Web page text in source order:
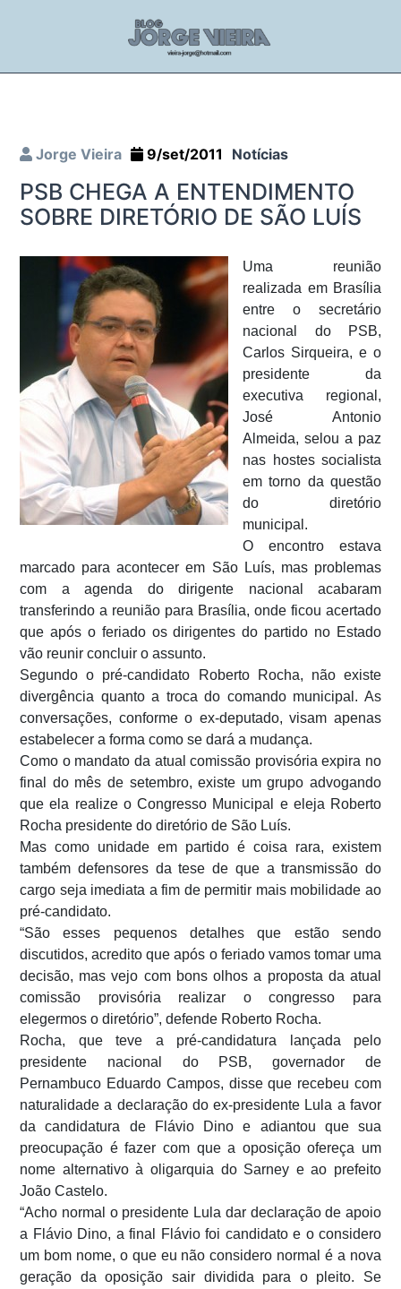
Jorge Vieira 9/set/2011 Notícias
PSB CHEGA A ENTENDIMENTO
SOBRE DIRETÓRIO DE SÃO LUÍS
Uma reunião
realizada em Brasília
entre o secretário
nacional do PSB,
Carlos Sirqueira, e o
presidente da
executiva regional,
José Antonio
Almeida, selou a paz
nas hostes socialista
em torno da questão
do diretório
municipal.
O encontro estava
marcado para acontecer em São Luís, mas problemas
com a agenda do dirigente nacional acabaram
transferindo a reunião para Brasília, onde ficou acertado
que após o feriado os dirigentes do partido no Estado
vão reunir concluir o assunto.
Segundo o pré-candidato Roberto Rocha, não existe
divergência quanto a troca do comando municipal. As
conversações, conforme o ex-deputado, visam apenas
estabelecer a forma como se dará a mudança.
Como o mandato da atual comissão provisória expira no
final do mês de setembro, existe um grupo advogando
que ela realize o Congresso Municipal e eleja Roberto
Rocha presidente do diretório de São Luís.
Mas como unidade em partido é coisa rara, existem
também defensores da tese de que a transmissão do
cargo seja imediata a fim de permitir mais mobilidade ao
pré-candidato.
“São esses pequenos detalhes que estão sendo
discutidos, acredito que após o feriado vamos tomar uma
decisão, mas vejo com bons olhos a proposta da atual
comissão provisória realizar o congresso para
elegermos o diretório”, defende Roberto Rocha.
Rocha, que teve a pré-candidatura lançada pelo
presidente nacional do PSB, governador de
Pernambuco Eduardo Campos, disse que recebeu com
naturalidade a declaração do ex-presidente Lula a favor
da candidatura de Flávio Dino e adiantou que sua
preocupação é fazer com que a oposição ofereça um
nome alternativo à oligarquia do Sarney e ao prefeito
João Castelo.
“Acho normal o presidente Lula dar declaração de apoio
a Flávio Dino, a final Flávio foi candidato e o considero
um bom nome, o que eu não considero normal é a nova
geração da oposição sair dividida para o pleito. Se